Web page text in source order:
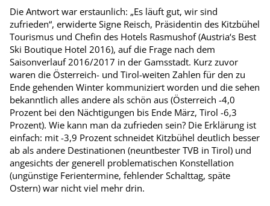
Die Antwort war erstaunlich: „Es läuft gut, wir sind
zufrieden“, erwiderte Signe Reisch, Präsidentin des Kitzbühel
Tourismus und Chefin des Hotels Rasmushof (Austria‘s Best
Ski Boutique Hotel 2016), auf die Frage nach dem
Saisonverlauf 2016/2017 in der Gamsstadt. Kurz zuvor
waren die Österreich- und Tirol-weiten Zahlen für den zu
Ende gehenden Winter kommuniziert worden und die sehen
bekanntlich alles andere als schön aus (Österreich -4,0
Prozent bei den Nächtigungen bis Ende März, Tirol -6,3
Prozent). Wie kann man da zufrieden sein? Die Erklärung ist
einfach: mit -3,9 Prozent schneidet Kitzbühel deutlich besser
ab als andere Destinationen (neuntbester TVB in Tirol) und
angesichts der generell problematischen Konstellation
(ungünstige Ferientermine, fehlender Schalttag, späte
Ostern) war nicht viel mehr drin.